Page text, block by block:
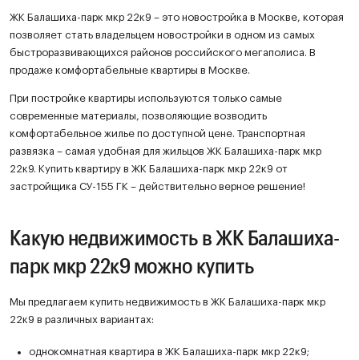
ЖК Балашиха-парк мкр 22к9 – это новостройка в Москве, которая
позволяет стать владельцем новостройки в одном из самых
быстроразвивающихся районов российского мегаполиса. В
продаже комфортабельные квартиры в Москве.
При постройке квартиры используются только самые
современные материалы, позволяющие возводить
комфортабельное жилье по доступной цене. Транспортная
развязка – самая удобная для жильцов ЖК Балашиха-парк мкр
22к9. Купить квартиру в ЖК Балашиха-парк мкр 22к9 от
застройщика СУ-155 ГК – действительно верное решение!
Какую недвижимость в ЖК Балашиха-
парк мкр 22к9 можно купить
Мы предлагаем купить недвижимость в ЖК Балашиха-парк мкр
22к9 в различных вариантах:
однокомнатная квартира в ЖК Балашиха-парк мкр 22к9;